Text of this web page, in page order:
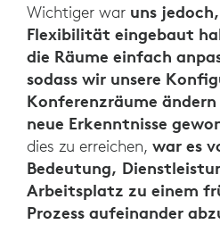
Wichtiger war uns
Flexibilität eingebaut
die Räume einfach
sodass wir unsere
Konferenzräume
neue Erkenntnisse
dies zu erreichen, war es
Bedeutung,
Arbeitsplatz zu einem
Prozess aufeinander